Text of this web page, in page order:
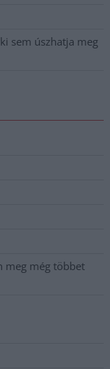
sem úszhatja meg
meg még többet